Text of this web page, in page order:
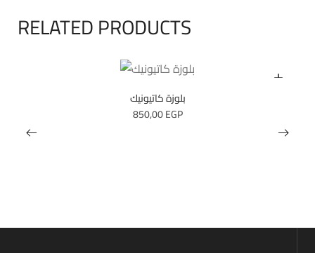
RELATED PRODUCTS
بلوزة كاتيونيك
850,00EGP